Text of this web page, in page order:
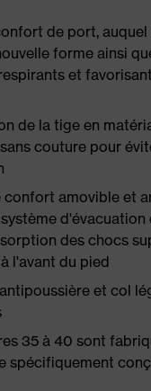
de port,
forme ainsi
et
de la tige en
couture pour
confort amovible et
d'évacuation
des chocs
l'avant du pied
et col
35 à 40 sont
spécifiquement